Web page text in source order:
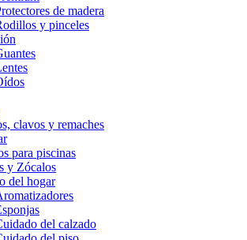
de madera
y pinceles
clavos y remaches
para piscinas
y Zócalos
del hogar
del calzado